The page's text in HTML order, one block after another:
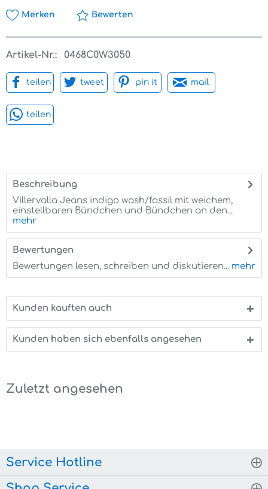
Merken Bewerten
Artikel-Nr.: 0468C0W3050
teilen tweet pin it mail
teilen
Beschreibung
Villervalla Jeans indigo wash/fossil mit weichem,
einstellbaren Bündchen und Bündchen an den...
mehr
Bewertungen
Bewertungen lesen, schreiben und diskutieren... mehr
Kunden kauften auch
Kunden haben sich ebenfalls angesehen
Zuletzt angesehen
Service Hotline